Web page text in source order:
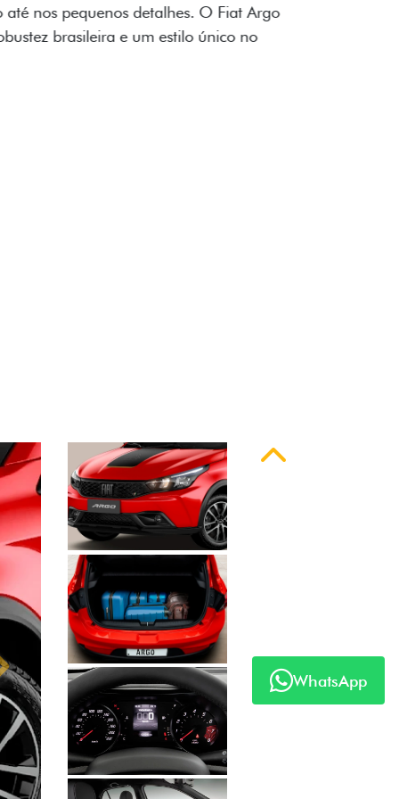
Fiat também aparecem no interior do
impecável e detalhes escurecidos.
Anterior
WhatsApp